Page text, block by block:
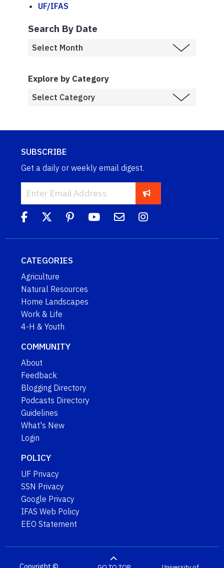
UF/IFAS
Search By Date
Explore by Category
SUBSCRIBE
Get a daily or weekly email digest.
CATEGORIES
Agriculture
Natural Resources
Home Landscapes
Work & Life
4-H & Youth
COMMUNITY
About
Feedback
Blogging Directory
Podcasts Directory
Guidelines
What's New
Login
POLICY
UF Privacy
SSN Privacy
Google Privacy
IFAS Web Policy
EEO Statement